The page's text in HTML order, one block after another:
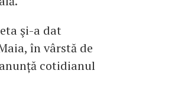
şi-a dat
în vârstă de
cotidianul